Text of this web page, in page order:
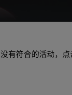
有符合的活动，